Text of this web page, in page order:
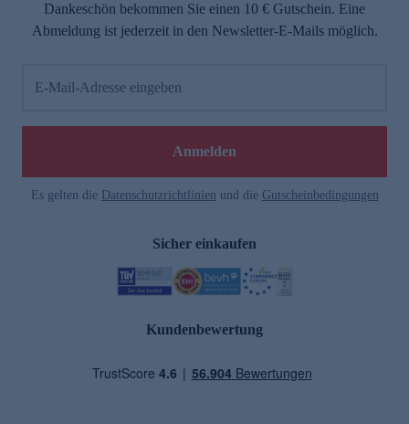
Dankeschön bekommen Sie einen 10 € Gutschein. Eine
Abmeldung ist jederzeit in den Newsletter-E-Mails möglich.
E-Mail-Adresse eingeben
Anmelden
Es gelten die Datenschutzrichtlinien und die Gutscheinbedingungen
Sicher einkaufen
Kundenbewertung